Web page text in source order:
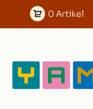
0Artikel